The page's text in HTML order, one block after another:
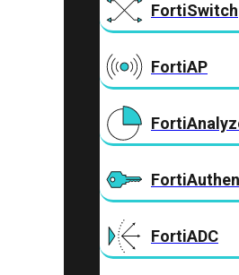
FortiSwitch
FortiAP
FortiADC